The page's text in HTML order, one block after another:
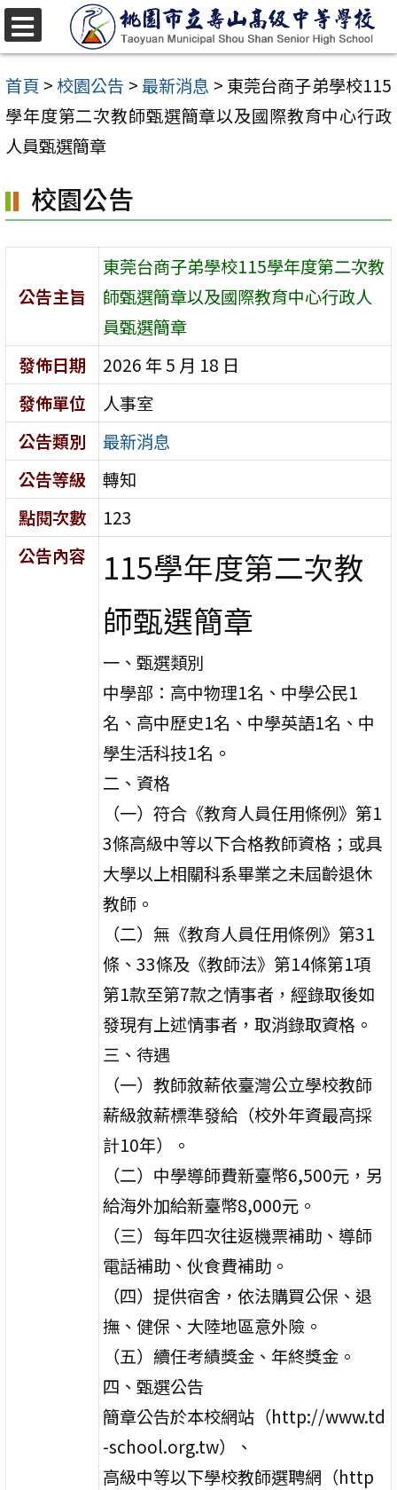
跳
至
主
要
內
區
首頁 >校園公告 >最新消息 > 東莞台商子弟學校115
學年度第二次教師甄選簡章以及國際教育中心行政
人員甄選簡章
校園公告
公告主旨
東莞台商子弟學校115學年度第二次教
師甄選簡章以及國際教育中心行政人
員甄選簡章
發佈日期
2026 年 5 月 18 日
發佈單位
人事室
公告類別
最新消息
公告等級
轉知
點閱次數
123
公告內容
115學年度第二次教
師甄選簡章
一、甄選類別
中學部：高中物理1名、中學公民1
名、高中歷史1名、中學英語1名、中
學生活科技1名。
二、資格
（一）符合《教育人員任用條例》第1
3條高級中等以下合格教師資格；或具
大學以上相關科系畢業之未屆齡退休
教師。
（二）無《教育人員任用條例》第31
條、33條及《教師法》第14條第1項
第1款至第7款之情事者，經錄取後如
發現有上述情事者，取消錄取資格。
三、待遇
（一）教師敘薪依臺灣公立學校教師
薪級敘薪標準發給（校外年資最高採
計10年）。
（二）中學導師費新臺幣6,500元，另
給海外加給新臺幣8,000元。
（三）每年四次往返機票補助、導師
電話補助、伙食費補助。
（四）提供宿舍，依法購買公保、退
撫、健保、大陸地區意外險。
（五）續任考績獎金、年終獎金。
四、甄選公告
簡章公告於本校網站（http://www.td
-school.org.tw）、
高級中等以下學校教師選聘網（http
選
單